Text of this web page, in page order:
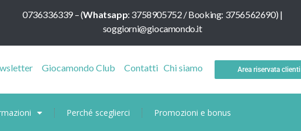
0736336339 –(Whatsapp: 3758905752 /Booking: 3756562690) |
soggiorni@giocamondo.it
Giocamondo Club Contatti Chi siamo Area riservata clienti
Perché sceglierci Promozioni e bonus